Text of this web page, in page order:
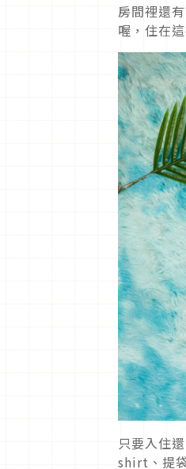
房間裡還
喔，住在
只要入住
shirt、提